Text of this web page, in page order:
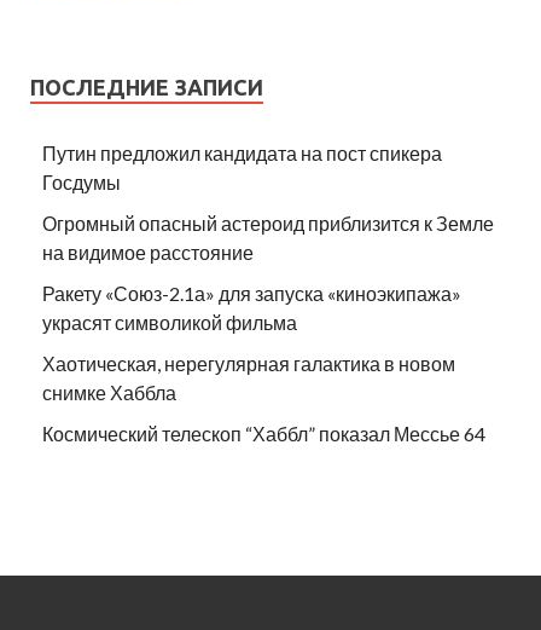
ПОСЛЕДНИЕ ЗАПИСИ
Путин предложил кандидата на пост спикера
Госдумы
Огромный опасный астероид приблизится к Земле
на видимое расстояние
Ракету «Союз-2.1а» для запуска «киноэкипажа»
украсят символикой фильма
Хаотическая, нерегулярная галактика в новом
снимке Хаббла
Космический телескоп “Хаббл” показал Мессье 64